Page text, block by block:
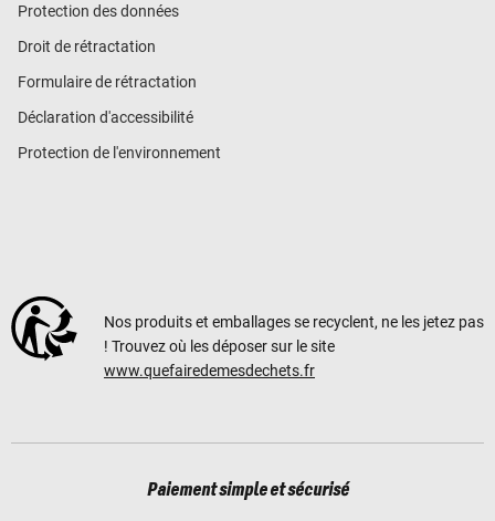
Protection des données
Droit de rétractation
Formulaire de rétractation
Déclaration d'accessibilité
Protection de l'environnement
Nos produits et emballages se recyclent, ne les jetez pas
! Trouvez où les déposer sur le site
www.quefairedemesdechets.fr
Paiement simple et sécurisé